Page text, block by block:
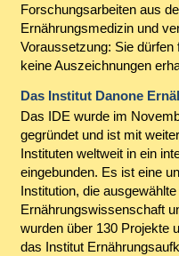
Forschungsarbeiten aus
Ernährungsmedizin und
Voraussetzung: Sie dürfen
keine Auszeichnungen
Das Institut Danone
Das IDE wurde im
gegründet und ist mit
Instituten weltweit in ein
eingebunden. Es ist eine
Institution, die
Ernährungswissenschaft
wurden über 130 Projekte
das Institut